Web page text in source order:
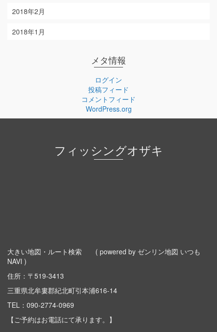
2018年2月
2018年1月
メタ情報
ログイン
投稿フィード
コメントフィード
WordPress.org
フィッシングオザキ
大きい地図・ルート検索
( powered by ゼンリン地図 いつも
NAVI )
住所：〒519-3413
三重県北牟婁郡紀北町引本浦616-14
TEL： 090-2774-0969
【ご予約はお電話にて承ります。】